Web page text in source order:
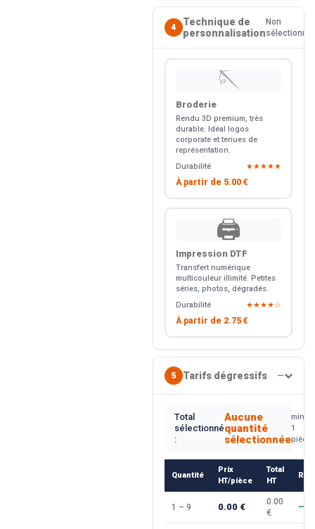
4
Technique de
personnalisation
Non
sélectionné
🪡
Broderie
Rendu 3D premium, très
durable. Idéal logos
corporate et tenues de
représentation.
Durabilité
★★★★★
À partir de 5.00 €
🖨️
Impression DTF
Transfert numérique
multicouleur illimité. Petites
séries, photos, dégradés.
Durabilité
★★★★☆
À partir de 2.75 €
5 Tarifs dégressifs —
Total
sélectionné
:
Aucune
quantité
sélectionnée
min.
1
pièce
Quantité
Prix
HT/pièce
Total
HT
1 – 9 0.00 €
0.00
€
—